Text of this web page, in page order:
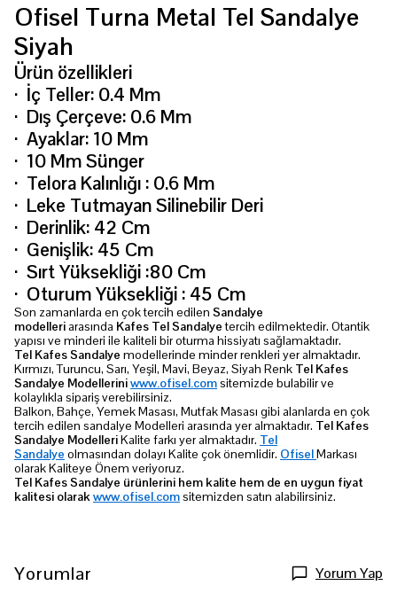
Ofisel Turna Metal Tel Sandalye
Siyah
Ürün özellikleri
· İç Teller: 0.4 Mm
· Dış Çerçeve: 0.6 Mm
· Ayaklar: 10 Mm
· 10 Mm Sünger
· Telora Kalınlığı : 0.6 Mm
· Leke Tutmayan Silinebilir Deri
· Derinlik: 42 Cm
· Genişlik: 45 Cm
· Sırt Yüksekliği :80 Cm
· Oturum Yüksekliği : 45 Cm
Son zamanlarda en çok tercih edilen Sandalye
modelleriarasında Kafes Tel Sandalyetercih edilmektedir. Otantik
yapısı ve minderi ile kaliteli bir oturma hissiyatı sağlamaktadır.
Tel Kafes Sandalye modellerinde minder renkleri yer almaktadır.
Kırmızı, Turuncu, Sarı, Yeşil, Mavi, Beyaz, Siyah Renk Tel Kafes
Sandalye Modelleriniwww.ofisel.comsitemizde bulabilir ve
kolaylıkla sipariş verebilirsiniz.
Balkon, Bahçe, Yemek Masası, Mutfak Masası gibi alanlarda en çok
tercih edilen sandalye Modelleri arasında yer almaktadır. Tel Kafes
Sandalye ModelleriKalite farkı yer almaktadır. Tel
Sandalye olmasından dolayı Kalite çok önemlidir. OfiselMarkası
olarak Kaliteye Önem veriyoruz.
Tel Kafes Sandalye ürünlerini hem kalite hem de en uygun fiyat
kalitesi olarakwww.ofisel.comsitemizden satın alabilirsiniz.
Yorumlar Yorum Yap